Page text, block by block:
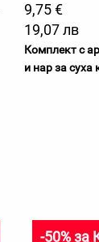
9,75 €
19,07 лв
Комплект с
и нар за суха
-50% за